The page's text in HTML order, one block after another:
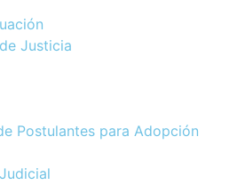
Justicia
Postulantes para Adopción